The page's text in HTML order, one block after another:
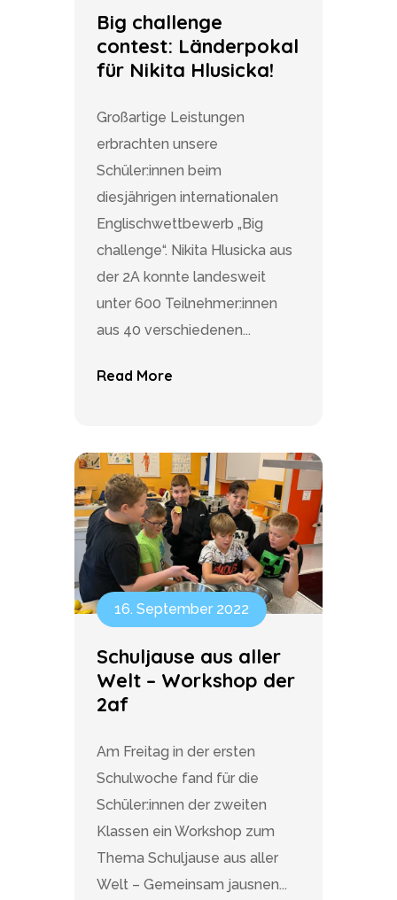
Big challenge
contest: Länderpokal
für Nikita Hlusicka!
Großartige Leistungen
erbrachten unsere
Schüler:innen beim
diesjährigen internationalen
Englischwettbewerb „Big
challenge“. Nikita Hlusicka aus
der 2A konnte landesweit
unter 600 Teilnehmer:innen
aus 40 verschiedenen...
Read More
16. September 2022
Schuljause aus aller
Welt – Workshop der
2af
Am Freitag in der ersten
Schulwoche fand für die
Schüler:innen der zweiten
Klassen ein Workshop zum
Thema Schuljause aus aller
Welt – Gemeinsam jausnen...